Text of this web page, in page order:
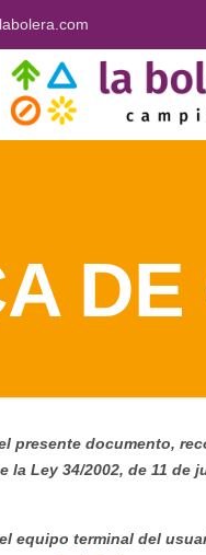
presente documento,
la Ley 34/2002, de 11
equipo terminal del